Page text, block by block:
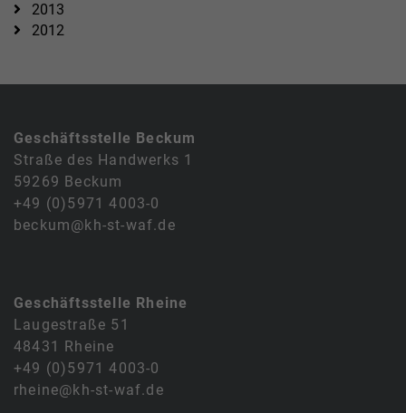
2013
2012
Geschäftsstelle Beckum
Straße des Handwerks 1
59269 Beckum
+49 (0)5971 4003-0
beckum@kh-st-waf.de
Geschäftsstelle Rheine
Laugestraße 51
48431 Rheine
+49 (0)5971 4003-0
rheine@kh-st-waf.de